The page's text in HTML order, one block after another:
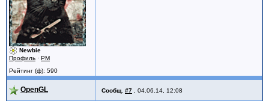
Newbie
Профиль · PM
Рейтинг (ф): 590
OpenGL Сообщ. #7 04.06.14, 12:08